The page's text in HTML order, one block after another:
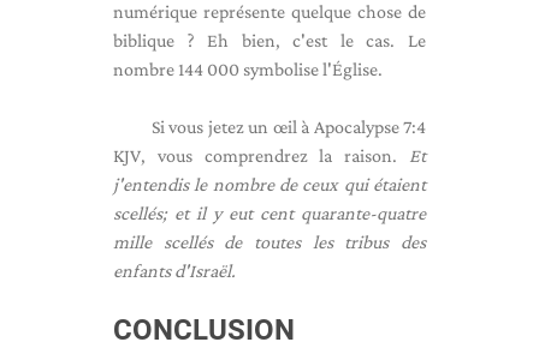
numérique représente quelque chose de
biblique ? Eh bien, c'est le cas. Le
nombre 144 000 symbolise l'Église.
Si vous jetez un œil à Apocalypse 7:4
KJV, vous comprendrez la raison.
Et
j'entendis le nombre de ceux qui étaient
scellés; et il y eut cent quarante-quatre
mille scellés de toutes les tribus des
enfants d'Israël.
CONCLUSION